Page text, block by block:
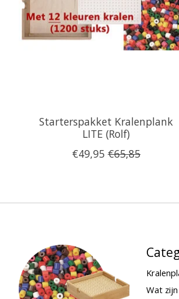
Starterspakket Kralenplank
LITE (Rolf)
€49,95 €65,85
Wat